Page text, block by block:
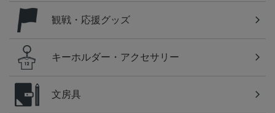
観戦・応援グッズ
キーホルダー・アクセサリー
文房具